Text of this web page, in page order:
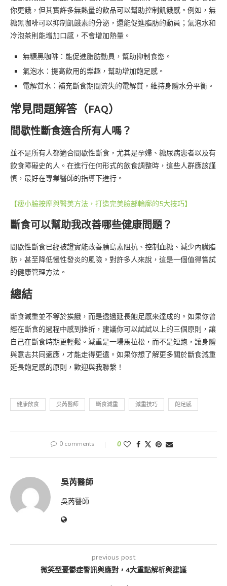
你更餓，但其實許多無熱量的飲品可以幫助控制飢餓感。例如，無
糖黑咖啡可以抑制飢餓素的分泌，還能促進脂肪的動員；氣泡水和
冷泡茶則能增加口感，不會增加熱量。
無糖黑咖啡：能促進脂肪動員，幫助抑制食慾。
氣泡水：提高飲用的樂趣，幫助增加飽足感。
電解質水：補充斷食期間流失的電解質，維持身體水分平衡。
常見問題解答（FAQ）
間歇性斷食適合所有人嗎？
並不是所有人都適合間歇性斷食，尤其是孕婦、糖尿病患者以及有
飲食障礙史的人。在進行任何形式的飲食調整時，這些人群應該謹
慎，最好在專業醫師的指導下進行。
【瘦小臉按摩與醫美方法，打造完美臉部輪廓的5大技巧】
斷食可以幫助我改善哪些健康問題？
間歇性斷食已經被證實能改善胰島素阻抗、控制血糖、減少內臟脂
肪，甚至降低慢性發炎的風險。對許多人來說，這是一個值得嘗試
的健康管理方法。
總結
斷食減重並不等於挨餓，而是透過延長飽足感來達成的。如果你曾
經在斷食的過程中感到挫折，建議你可以試試以上的三個原則，讓
自己在斷食時期更輕鬆。減重是一場馬拉松，而不是短跑，讓身體
與意志共同適應，才能走得更遠。如果你想了解更多關於斷食減重
延長飽足感的原則，歡迎與我聯繫！
健康飲食 吳芮醫師 斷食減重 減重技巧 飽足感
0 comments 0
吳芮醫師
吳芮醫師
previous post
微笑型憂鬱症警訊與應對，4大重點解析與建議